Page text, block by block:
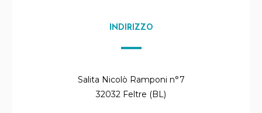
INDIRIZZO
Salita Nicolò Ramponi n°7
32032 Feltre (BL)